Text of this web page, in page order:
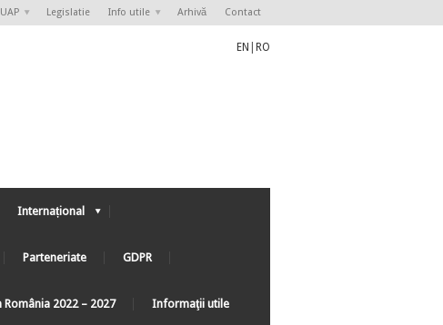
Legislatie Info utile Arhivă Contact
EN RO
Internațional
Parteneriate GDPR
2022 – 2027 Informaţii utile